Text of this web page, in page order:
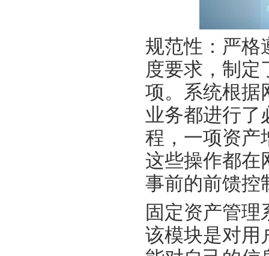
规范性：严格
度要求，制定
项。系统根据
业务都进行了
程，一项资产
这些操作都在
事前的前馈控
固定资产管
该模块是对用